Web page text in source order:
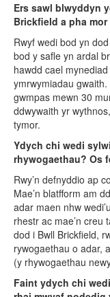
Ers sawl blwyddyn
Brickfield a pha
Rwyf wedi bod yn
bod y safle yn ardal
hawdd cael mynediad
ymrwymiadau
gwmpas mewn 30
ddwywaith yr
tymor.
Ydych chi wedi
rhywogaethau? Os
Rwy’n defnyddio ap
Mae’n blatfform am
adar maen nhw
rhestr ac mae’n creu
dod i Bwll Brickfield,
rywogaethau o adar,
(y rhywogaethau
Faint ydych chi